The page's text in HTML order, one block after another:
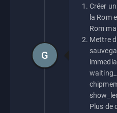
Créer
la Rom
Rom
Mettre
Plus de
G